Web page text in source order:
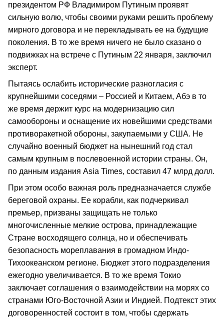
президентом РФ Владимиром Путиным проявят
сильную волю, чтобы своими руками решить проблему
мирного договора и не перекладывать ее на будущие
поколения. В то же время ничего не было сказано о
подвижках на встрече с Путиным 22 января, заключил
эксперт.
Пытаясь ослабить исторические разногласия с
крупнейшими соседями – Россией и Китаем, Абэ в то
же время держит курс на модернизацию сил
самообороны и оснащение их новейшими средствами
противоракетной обороны, закупаемыми у США. Не
случайно военный бюджет на нынешний год стал
самым крупным в послевоенной истории страны. Он,
по данным издания Asia Times, составил 47 млрд долл.
При этом особо важная роль предназначается службе
береговой охраны. Ее корабли, как подчеркивал
премьер, призваны защищать не только
многочисленные мелкие острова, принадлежащие
Стране восходящего солнца, но и обеспечивать
безопасность мореплавания в громадном Индо-
Тихоокеанском регионе. Бюджет этого подразделения
ежегодно увеличивается. В то же время Токио
заключает соглашения о взаимодействии на морях со
странами Юго-Восточной Азии и Индией. Подтекст этих
договоренностей состоит в том, чтобы сдержать